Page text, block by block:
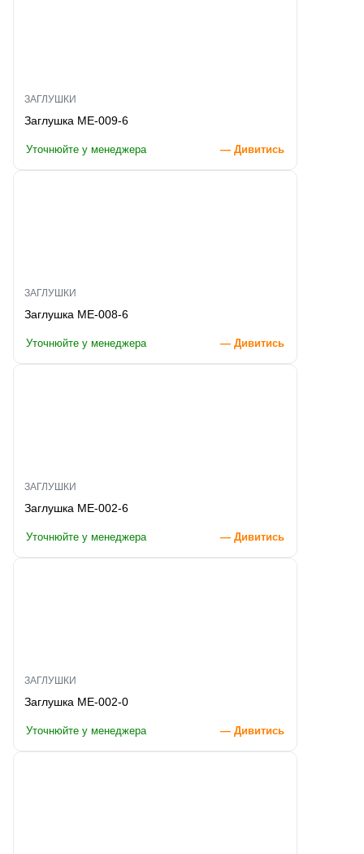
ЗАГЛУШКИ
Заглушка ME-009-6
Уточнюйте у менеджера — Дивитись
ЗАГЛУШКИ
Заглушка ME-008-6
Уточнюйте у менеджера — Дивитись
ЗАГЛУШКИ
Заглушка ME-002-6
Уточнюйте у менеджера — Дивитись
ЗАГЛУШКИ
Заглушка ME-002-0
Уточнюйте у менеджера — Дивитись